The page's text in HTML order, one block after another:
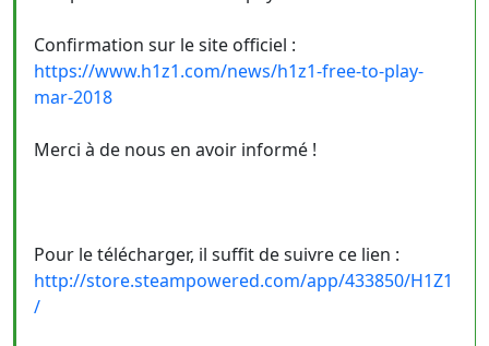
Confirmation sur le site officiel :
https://www.h1z1.com/news/h1z1-free-to-play-
mar-2018
Merci à de nous en avoir informé !
Pour le télécharger, il suffit de suivre ce lien :
http://store.steampowered.com/app/433850/H1Z1
/